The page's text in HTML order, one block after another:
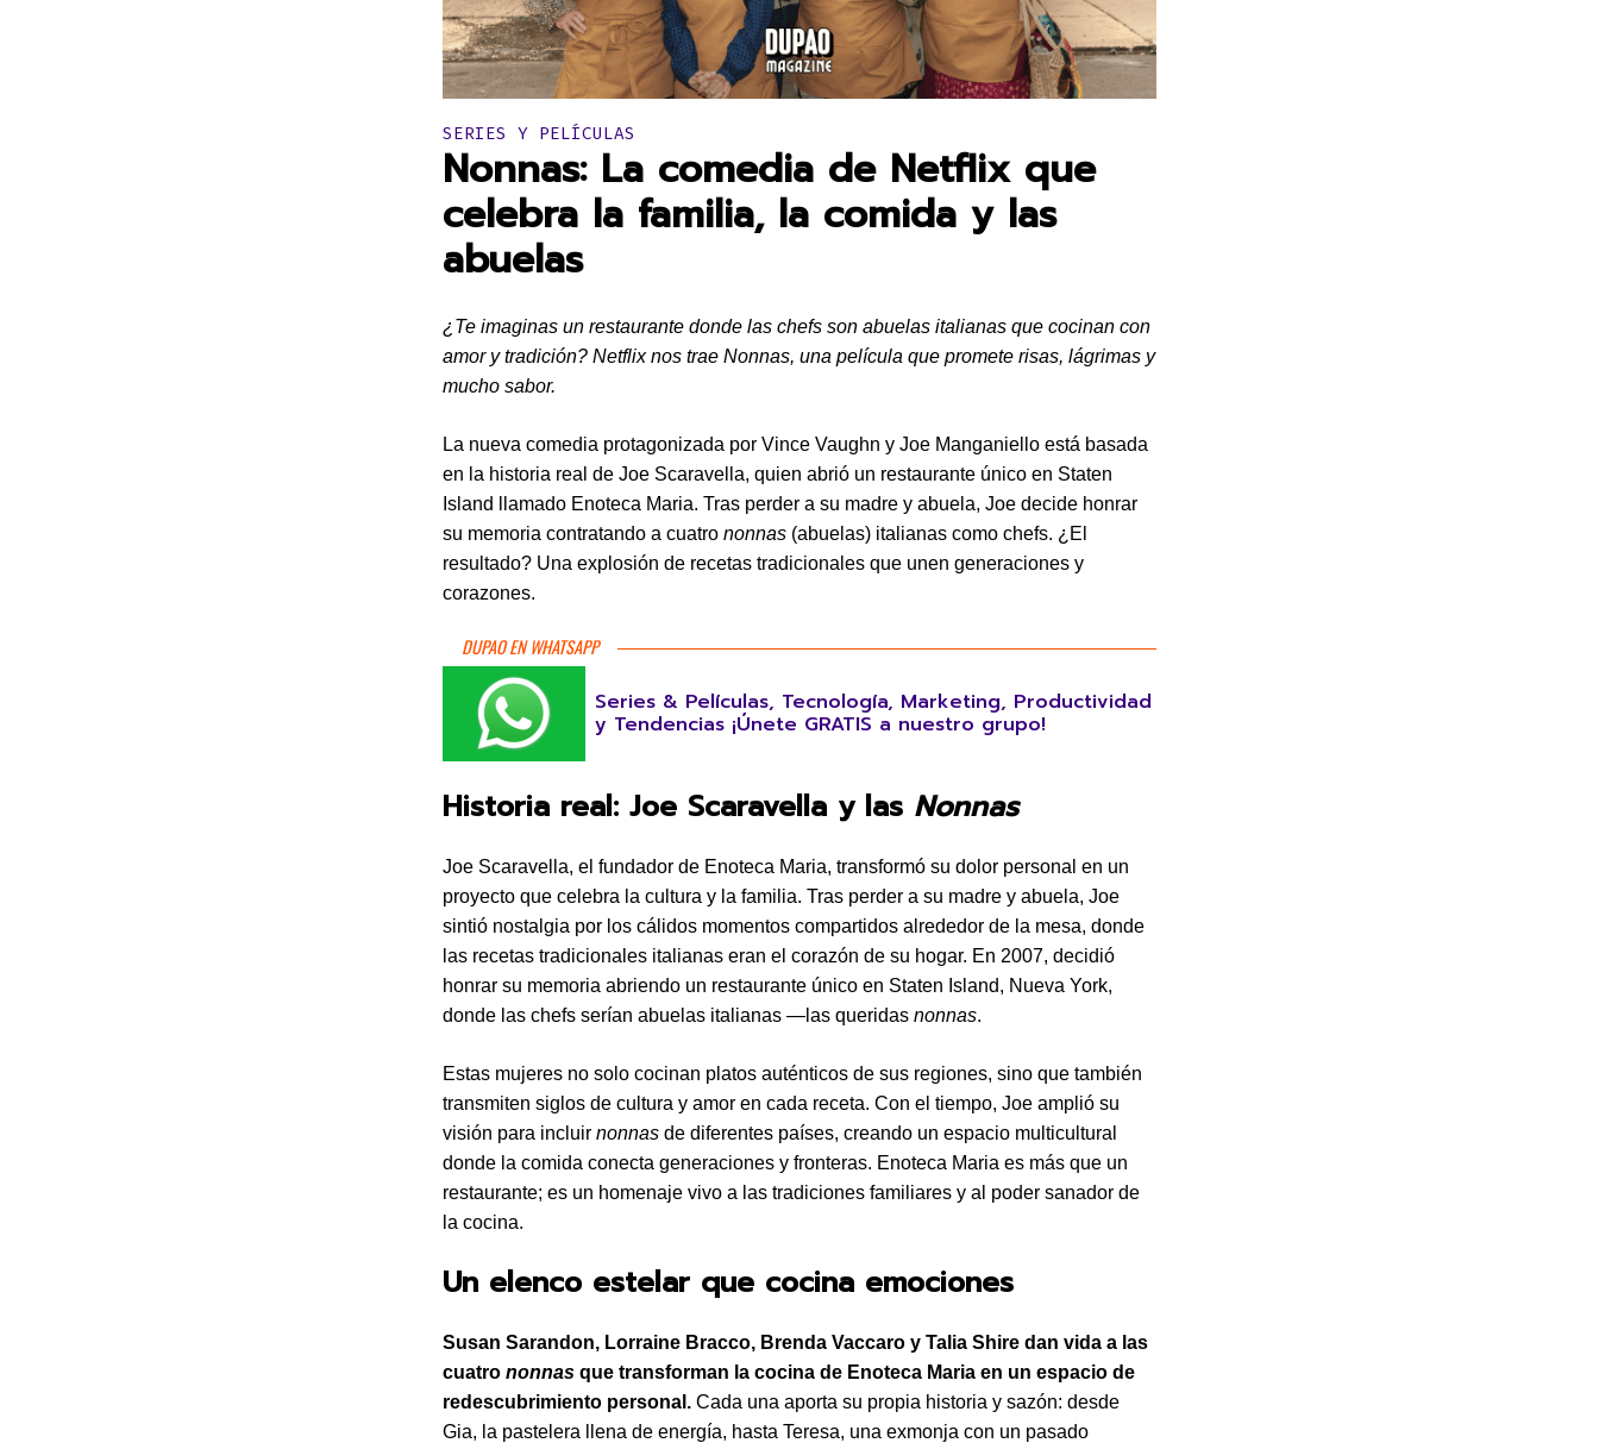
Publicado en:
SERIES Y PELÍCULAS
Nonnas: La comedia de Netflix que
celebra la familia, la comida y las
abuelas
¿Te imaginas un restaurante donde las chefs son abuelas italianas que cocinan con
amor y tradición? Netflix nos trae Nonnas, una película que promete risas, lágrimas y
mucho sabor.
La nueva comedia protagonizada por Vince Vaughn y Joe Manganiello está basada
en la historia real de Joe Scaravella, quien abrió un restaurante único en Staten
Island llamado Enoteca Maria. Tras perder a su madre y abuela, Joe decide honrar
su memoria contratando a cuatro nonnas (abuelas) italianas como chefs. ¿El
resultado? Una explosión de recetas tradicionales que unen generaciones y
corazones.
DUPAO EN WHATSAPP
Series & Películas, Tecnología, Marketing, Productividad
y Tendencias ¡Únete GRATIS a nuestro grupo!
Historia real: Joe Scaravella y las Nonnas
Joe Scaravella, el fundador de Enoteca Maria, transformó su dolor personal en un
proyecto que celebra la cultura y la familia. Tras perder a su madre y abuela, Joe
sintió nostalgia por los cálidos momentos compartidos alrededor de la mesa, donde
las recetas tradicionales italianas eran el corazón de su hogar. En 2007, decidió
honrar su memoria abriendo un restaurante único en Staten Island, Nueva York,
donde las chefs serían abuelas italianas —las queridas nonnas.
Estas mujeres no solo cocinan platos auténticos de sus regiones, sino que también
transmiten siglos de cultura y amor en cada receta. Con el tiempo, Joe amplió su
visión para incluir nonnas de diferentes países, creando un espacio multicultural
donde la comida conecta generaciones y fronteras. Enoteca Maria es más que un
restaurante; es un homenaje vivo a las tradiciones familiares y al poder sanador de
la cocina.
Un elenco estelar que cocina emociones
Susan Sarandon, Lorraine Bracco, Brenda Vaccaro y Talia Shire dan vida a las
cuatro nonnas que transforman la cocina de Enoteca Maria en un espacio de
redescubrimiento personal. Cada una aporta su propia historia y sazón: desde
Gia, la pastelera llena de energía, hasta Teresa, una exmonja con un pasado